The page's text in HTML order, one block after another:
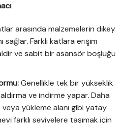
arasında malzemelerin dikey
sağlar. Farklı katlara erişim
ve sabit bir asansör boşluğu
Genellikle tek bir yükseklik
ve indirme yapar. Daha
yükleme alanı gibi yatay
farklı seviyelere taşımak için